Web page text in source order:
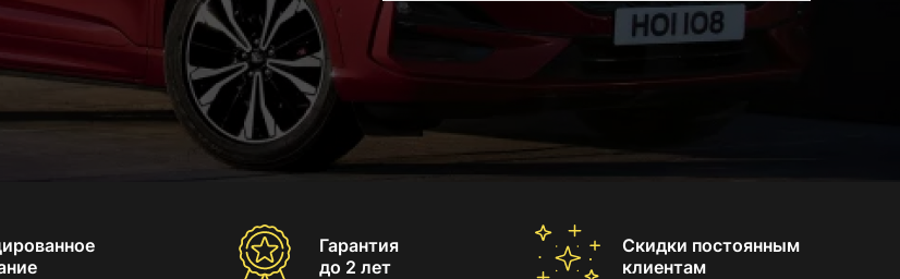
Гарантия
до 2 лет
Скидки постоянным
клиентам